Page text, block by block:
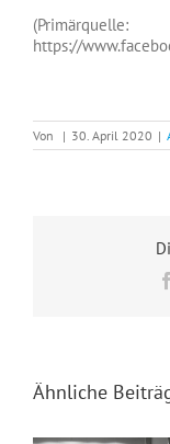
(Primärquelle:
https://
Von | 30. April 2020 |
Ähnliche